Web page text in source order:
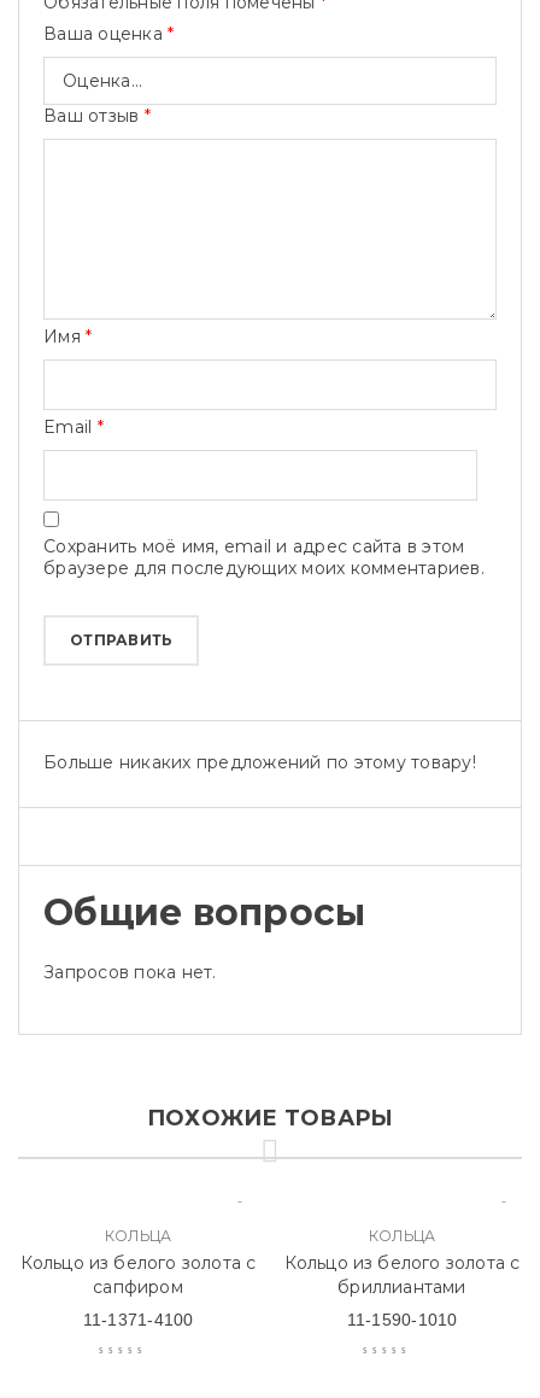
Ваша оценка *
Ваш отзыв *
Имя *
Email *
Сохранить моё имя, email и адрес сайта в этом
браузере для последующих моих комментариев.
Больше никаких предложений по этому товару!
Общие вопросы
Запросов пока нет.
ПОХОЖИЕ ТОВАРЫ
КОЛЬЦА
Кольцо из белого золота с
сапфиром
11-1371-4100
КОЛЬЦА
Кольцо из белого золота с
бриллиантами
11-1590-1010